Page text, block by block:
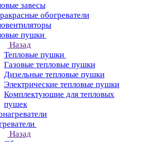
завесы
обогреватели
пушки
Назад
Тепловые пушки
Газовые тепловые пушки
Дизельные тепловые пушки
Электрические тепловые пушки
Комплектующие для тепловых
пушек
Назад